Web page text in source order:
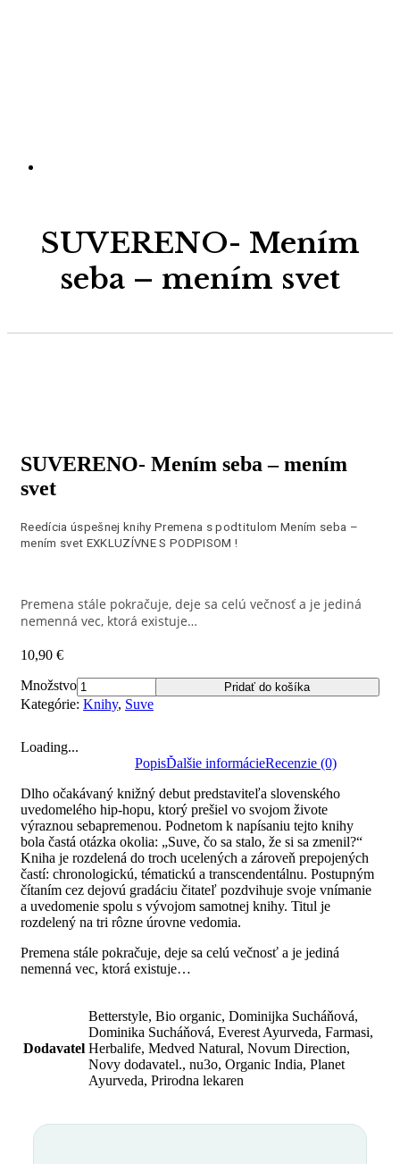
SUVERENO- Mením
seba – mením svet
SUVERENO- Mením seba – mením
svet
Reedícia úspešnej knihy Premena s podtitulom Mením seba –
mením svet EXKLUZÍVNE S PODPISOM !
Premena stále pokračuje, deje sa celú večnosť a je jediná
nemenná vec, ktorá existuje…
10,90 €
Množstvo
Pridať do košíka
Kategórie: Knihy, Suve
Loading...
PopisĎalšie informácieRecenzie (0)
Dlho očakávaný knižný debut predstaviteľa slovenského
uvedomelého hip-hopu, ktorý prešiel vo svojom živote
výraznou sebapremenou. Podnetom k napísaniu tejto knihy
bola častá otázka okolia: „Suve, čo sa stalo, že si sa zmenil?“
Kniha je rozdelená do troch ucelených a zároveň prepojených
častí: chronologickú, tématickú a transcendentálnu. Postupným
čítaním cez dejovú gradáciu čitateľ pozdvihuje svoje vnímanie
a uvedomenie spolu s vývojom samotnej knihy. Titul je
rozdelený na tri rôzne úrovne vedomia.
Premena stále pokračuje, deje sa celú večnosť a je jediná
nemenná vec, ktorá existuje…
Dodavatel
Betterstyle, Bio organic, Dominijka Sucháňová,
Dominika Sucháňová, Everest Ayurveda, Farmasi,
Herbalife, Medved Natural, Novum Direction,
Novy dodavatel., nu3o, Organic India, Planet
Ayurveda, Prirodna lekaren